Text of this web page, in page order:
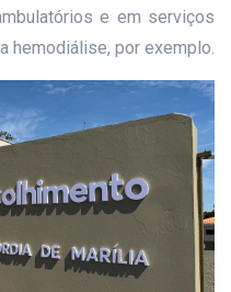
e em serviços
hemodiálise, por exemplo.